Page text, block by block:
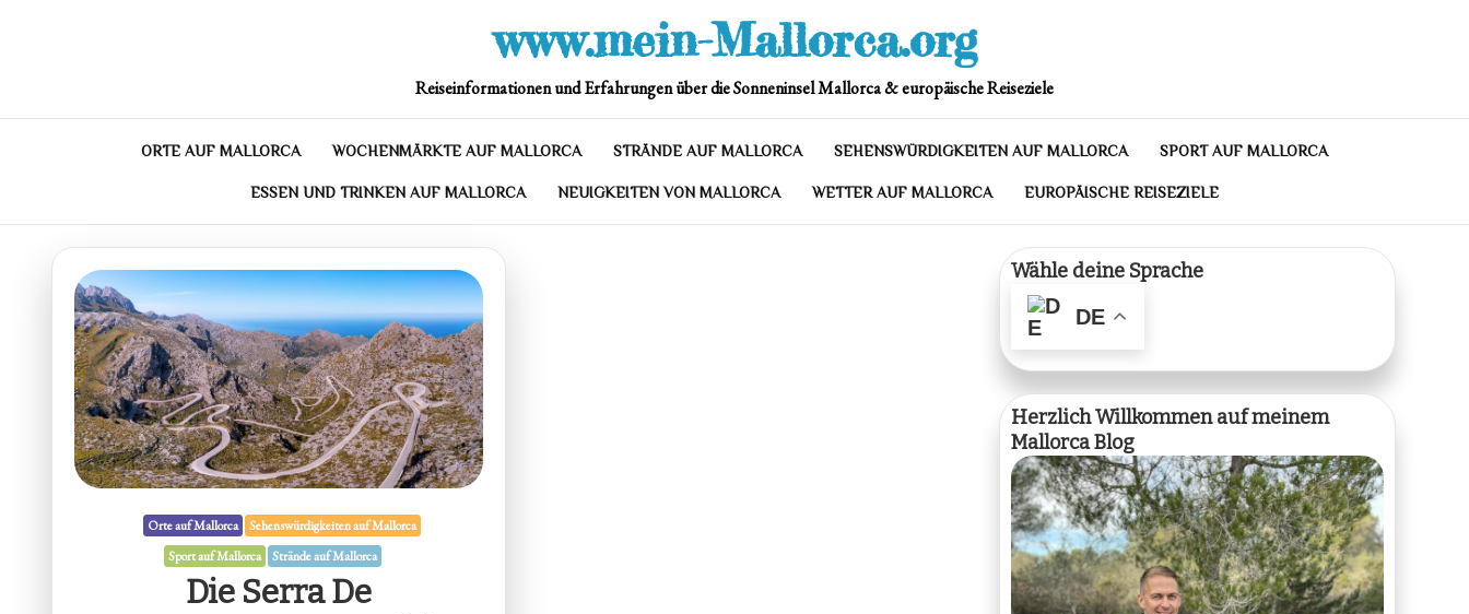
www.mein-Mallorca.org
Reiseinformationen und Erfahrungen über die Sonneninsel Mallorca & europäische Reiseziele
ORTE AUF MALLORCA WOCHENMÄRKTE AUF MALLORCA STRÄNDE AUF MALLORCA SEHENSWÜRDIGKEITEN AUF MALLORCA SPORT AUF MALLORCA
ESSEN UND TRINKEN AUF MALLORCA NEUIGKEITEN VON MALLORCA WETTER AUF MALLORCA EUROPÄISCHE REISEZIELE
Orte auf Mallorca
Sehenswürdigkeiten auf Mallorca
Sport auf Mallorca
Strände auf Mallorca
Die Serra De
Wähle deine Sprache
DE
Herzlich Willkommen auf meinem
Mallorca Blog